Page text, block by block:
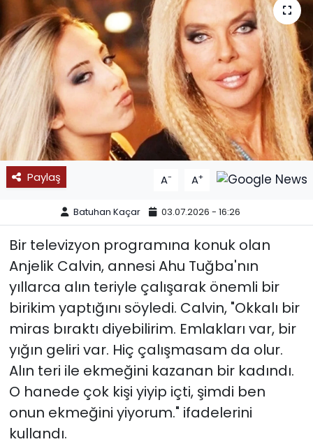
Paylaş A- A+
Batuhan Kaçar 03.07.2026 - 16:26
Bir televizyon programına konuk olan
Anjelik Calvin, annesi Ahu Tuğba'nın
yıllarca alın teriyle çalışarak önemli bir
birikim yaptığını söyledi. Calvin, "Okkalı bir
miras bıraktı diyebilirim. Emlakları var, bir
yığın geliri var. Hiç çalışmasam da olur.
Alın teri ile ekmeğini kazanan bir kadındı.
O hanede çok kişi yiyip içti, şimdi ben
onun ekmeğini yiyorum." ifadelerini
kullandı.